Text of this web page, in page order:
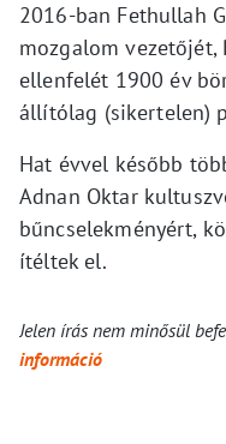
2016-ban Fethullah
mozgalom vezetőjét,
ellenfelét 1900 év
állítólag (sikertelen)
Hat évvel később
Adnan Oktar
bűncselekményért,
ítéltek el.
Jelen írás nem minősül
információ